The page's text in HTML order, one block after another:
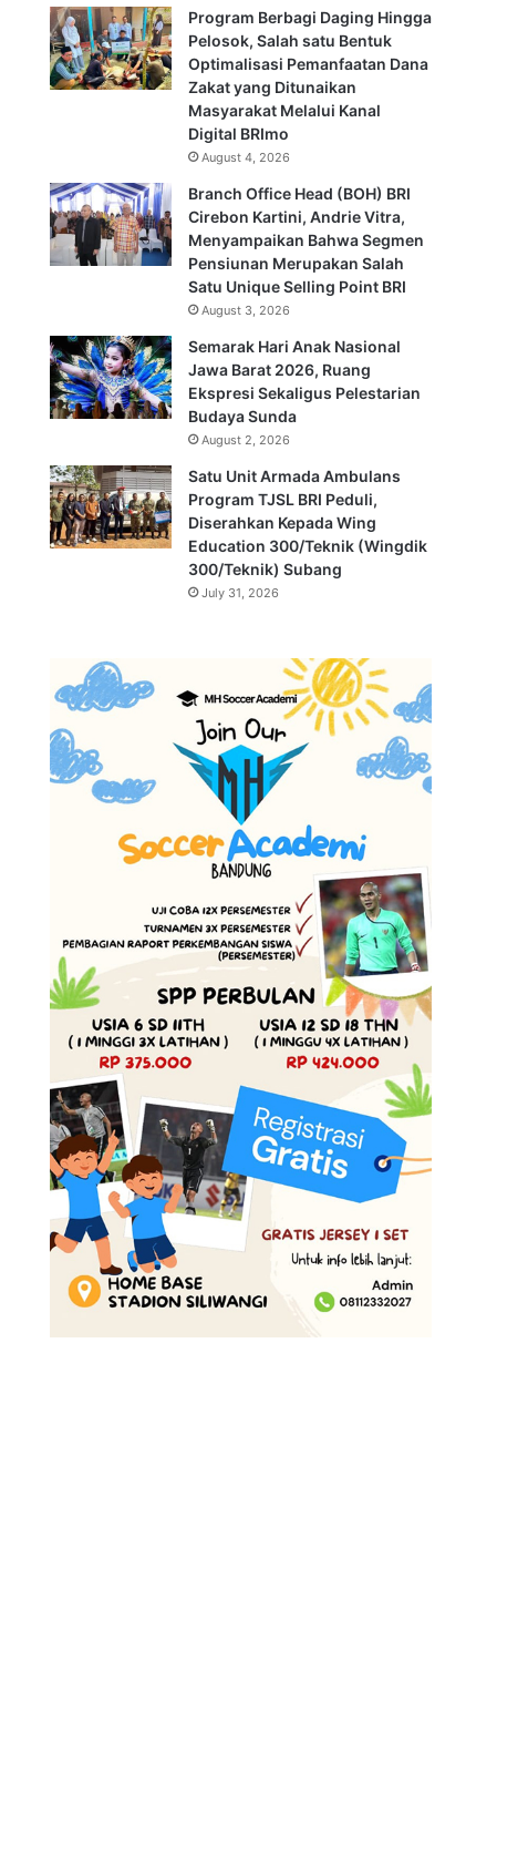
Program Berbagi Daging Hingga
Pelosok, Salah satu Bentuk
Optimalisasi Pemanfaatan Dana
Zakat yang Ditunaikan
Masyarakat Melalui Kanal
Digital BRImo
August 4, 2026
Branch Office Head (BOH) BRI
Cirebon Kartini, Andrie Vitra,
Menyampaikan Bahwa Segmen
Pensiunan Merupakan Salah
Satu Unique Selling Point BRI
August 3, 2026
Semarak Hari Anak Nasional
Jawa Barat 2026, Ruang
Ekspresi Sekaligus Pelestarian
Budaya Sunda
August 2, 2026
Satu Unit Armada Ambulans
Program TJSL BRI Peduli,
Diserahkan Kepada Wing
Education 300/Teknik (Wingdik
300/Teknik) Subang
July 31, 2026